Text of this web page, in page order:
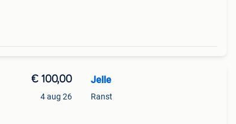
€ 100,00
4 aug 26
Jelle
Ranst